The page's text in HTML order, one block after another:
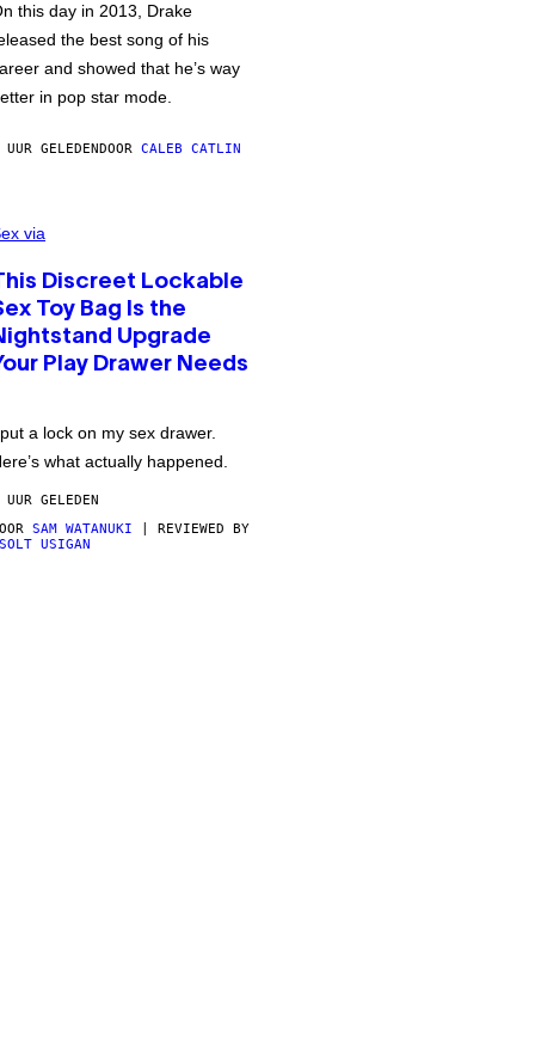
this day in 2013, Drake
the best song of his
and showed that he’s way
in pop star mode.
GELEDENDOOR CALEB CATLIN
via
Discreet Lockable
Toy Bag Is the
Upgrade
Play Drawer Needs
a lock on my sex drawer.
what actually happened.
GELEDEN
SAM WATANUKI | REVIEWED BY
USIGAN